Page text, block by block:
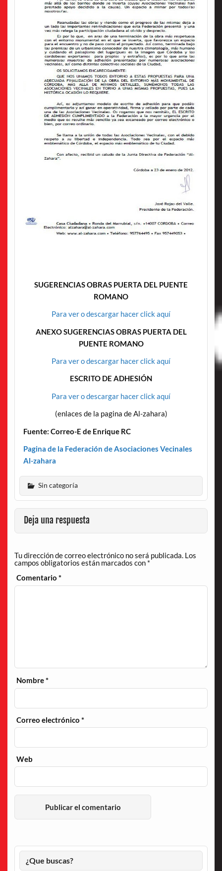
SUGERENCIAS OBRAS PUERTA DEL PUENTE
ROMANO
Para ver o descargar hacer click aquí
ANEXO SUGERENCIAS OBRAS PUERTA DEL
PUENTE ROMANO
Para ver o descargar hacer click aquí
ESCRITO DE ADHESIÓN
Para ver o descargar hacer click aquí
(enlaces de la pagina de Al-zahara)
Fuente: Correo-E de Enrique RC
Pagina de la Federación de Asociaciones Vecinales
Al-zahara
Sin categoría
Deja una respuesta
Tu dirección de correo electrónico no será publicada. Los
campos obligatorios están marcados con *
Comentario*
Nombre*
Correo electrónico*
Web
¿Que buscas?